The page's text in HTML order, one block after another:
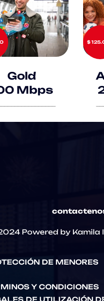
Gold
Mbps
$
Powered by Kamila
DE MENORES
Y CONDICIONES
DE UTILIZACIÓN